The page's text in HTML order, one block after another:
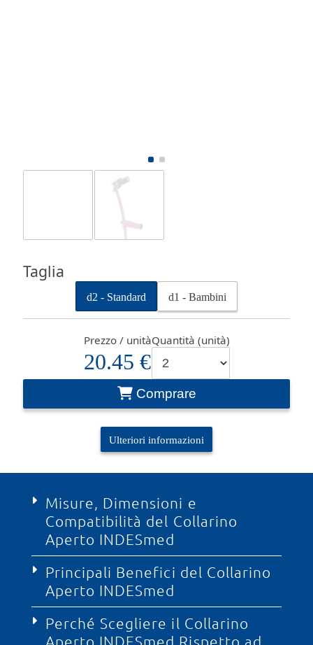
Taglia
d2 - Standard d1 - Bambini
Prezzo / unità
20.45 €
Quantità (unità)
Comprare
Ulteriori informazioni
Misure, Dimensioni e
Compatibilità del Collarino
Aperto INDESmed
I nostri collarini sono strutturati in tre taglie
disponibili per assicurare una regolazione
precisa in base al volume del braccio
dell'utente. La variante D1 è destinata a un uso
piccolo o pediatrico e dispone di un diametro
Principali Benefici del Collarino
Aperto INDESmed
Il collarino aperto di INDESmed è stato
Perché Scegliere il Collarino
Aperto INDESmed Rispetto ad